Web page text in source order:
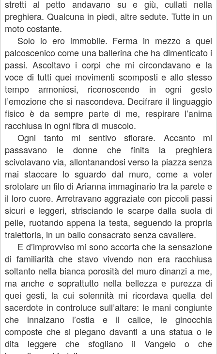
stretti al petto andavano su e giù, cullati nella
preghiera. Qualcuna in piedi, altre sedute. Tutte in un
moto costante.
Solo io ero immobile. Ferma in mezzo a quel
palcoscenico come una ballerina che ha dimenticato i
passi. Ascoltavo i corpi che mi circondavano e la
voce di tutti quei movimenti scomposti e allo stesso
tempo armoniosi, riconoscendo in ogni gesto
l’emozione che si nascondeva. Decifrare il linguaggio
fisico è da sempre parte di me, respirare l’anima
racchiusa in ogni fibra di muscolo.
Ogni tanto mi sentivo sfiorare. Accanto mi
passavano le donne che finita la preghiera
scivolavano via, allontanandosi verso la piazza senza
mai staccare lo sguardo dal muro, come a voler
srotolare un filo di Arianna immaginario tra la parete e
il loro cuore. Arretravano aggraziate con piccoli passi
sicuri e leggeri, strisciando le scarpe dalla suola di
pelle, ruotando appena la testa, seguendo la propria
traiettoria, in un ballo consacrato senza cavaliere.
E d’improvviso mi sono accorta che la sensazione
di familiarità che stavo vivendo non era racchiusa
soltanto nella bianca porosità del muro dinanzi a me,
ma anche e soprattutto nella bellezza e purezza di
quei gesti, la cui solennità mi ricordava quella del
sacerdote in controluce sull’altare: le mani congiunte
che innalzano l’ostia e il calice, le ginocchia
composte che si piegano davanti a una statua o le
dita leggere che sfogliano il Vangelo o che